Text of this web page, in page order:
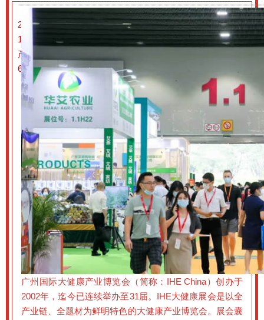
2022年第31届广州国际大健康产业博览会预登记已正式开启
16-18日在广州·广交会展馆隆重举行，同期举办：第22届广
产品展览会（CINHOE）！预计面积数将达50,000平米，展
60,000+人次。
广州国际大健康产业博览会（简称：IHE China）创办于
2002年，迄今已连续举办至31届。IHE大健康展会是以全
产业链、全题材为鲜明特色的大健康产业博览会。展会囊